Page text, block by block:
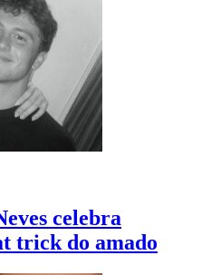
celebra
trick do amado